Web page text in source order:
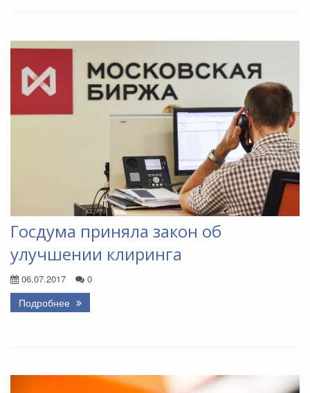
Госдума приняла закон об
улучшении клиринга
06.07.2017 0
Подробнее